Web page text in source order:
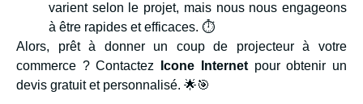
varient selon le projet, mais nous nous engageons
à être rapides et efficaces. ⏱️
Alors, prêt à donner un coup de projecteur à votre
commerce ? Contactez
Icone Internetpour obtenir un
devis gratuit et personnalisé. 🌟🎯